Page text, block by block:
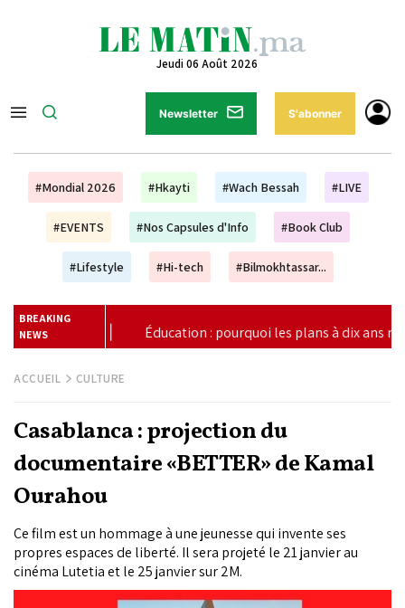
Jeudi 06 Août 2026
Newsletter S'abonner
#Mondial 2026 #Hkayti #Wach Bessah #LIVE
#EVENTS #Nos Capsules d'Info #Book Club
#Lifestyle #Hi-tech #Bilmokhtassar...
BREAKING
NEWS
plans à dix ans ne suffisent plus (Unesco) | Vague de
ACCUEIL CULTURE
Casablanca : projection du
documentaire «BETTER» de Kamal
Ourahou
Ce film est un hommage à une jeunesse qui invente ses
propres espaces de liberté. Il sera projeté le 21 janvier au
cinéma Lutetia et le 25 janvier sur 2M.